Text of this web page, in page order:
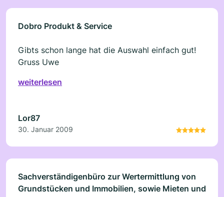
Dobro Produkt & Service
Gibts schon lange hat die Auswahl einfach gut!
Gruss Uwe
weiterlesen
Lor87
30. Januar 2009
Sachverständigenbüro zur Wertermittlung von
Grundstücken und Immobilien, sowie Mieten und